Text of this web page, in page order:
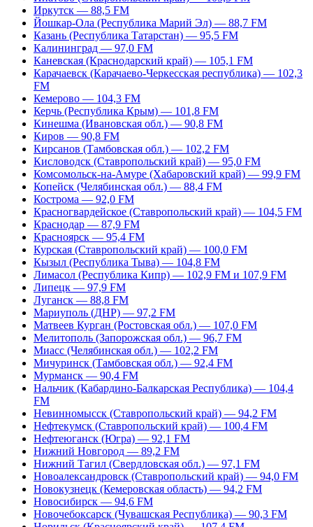
Иркутск — 88,5 FM
Йошкар-Ола (Республика Марий Эл) — 88,7 FM
Казань (Республика Татарстан) — 95,5 FM
Калининград — 97,0 FM
Каневская (Краснодарский край) — 105,1 FM
Карачаевск (Карачаево-Черкесская республика) — 102,3
FM
Кемерово — 104,3 FM
Керчь (Республика Крым) — 101,8 FM
Кинешма (Ивановская обл.) — 90,8 FM
Киров — 90,8 FM
Кирсанов (Тамбовская обл.) — 102,2 FM
Кисловодск (Ставропольский край) — 95,0 FM
Комсомольск-на-Амуре (Хабаровский край) — 99,9 FM
Копейск (Челябинская обл.) — 88,4 FM
Кострома — 92,0 FM
Красногвардейское (Ставропольский край) — 104,5 FM
Краснодар — 87,9 FM
Красноярск — 95,4 FM
Курская (Ставропольский край) — 100,0 FM
Кызыл (Республика Тыва) — 104,8 FM
Лимасол (Республика Кипр) — 102,9 FM и 107,9 FM
Липецк — 97,9 FM
Луганск — 88,8 FM
Мариуполь (ДНР) — 97,2 FM
Матвеев Курган (Ростовская обл.) — 107,0 FM
Мелитополь (Запорожская обл.) — 96,7 FM
Миасс (Челябинская обл.) — 102,2 FM
Мичуринск (Тамбовская обл.) — 92,4 FM
Мурманск — 90,4 FM
Нальчик (Кабардино-Балкарская Республика) — 104,4
FM
Невинномысск (Ставропольский край) — 94,2 FM
Нефтекумск (Ставропольский край) — 100,4 FM
Нефтеюганск (Югра) — 92,1 FM
Нижний Новгород — 89,2 FM
Нижний Тагил (Свердловская обл.) — 97,1 FM
Новоалександровск (Ставропольский край) — 94,0 FM
Новокузнецк (Кемеровская область) — 94,2 FM
Новосибирск — 94,6 FM
Новочебоксарск (Чувашская Республика) — 90,3 FM